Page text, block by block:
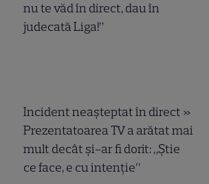
nu te văd în direct, dau în
judecată Liga!”
Incident neașteptat în direct »
Prezentatoarea TV a arătat mai
mult decât și-ar fi dorit: „Știe
ce face, e cu intenție”